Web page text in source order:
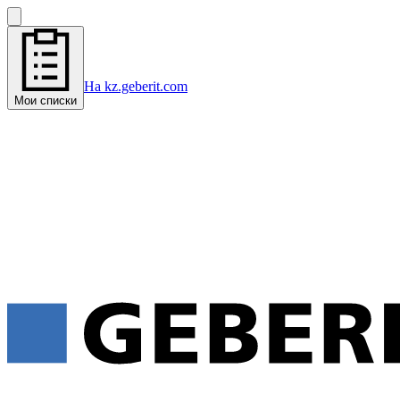
Мои списки
На kz.geberit.com